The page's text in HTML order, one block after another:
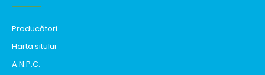
Producători
Harta sitului
A.N.P.C.